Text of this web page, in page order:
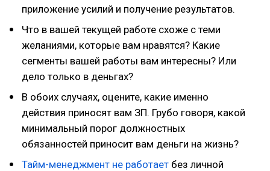
приложение усилий и получение результатов.
Что в вашей текущей работе схоже с теми
желаниями, которые вам нравятся? Какие
сегменты вашей работы вам интересны? Или
дело только в деньгах?
В обоих случаях, оцените, какие именно
действия приносят вам ЗП. Грубо говоря, какой
минимальный порог должностных
обязанностей приносит вам деньги на жизнь?
Тайм-менеджмент не работает без личной